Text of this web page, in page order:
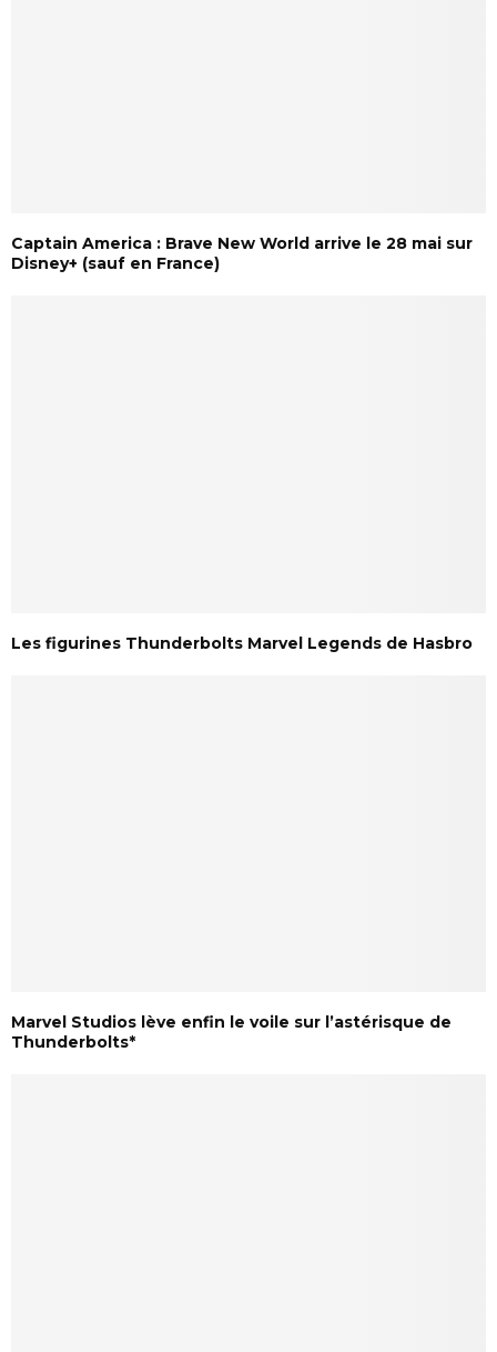
Captain America : Brave New World arrive le 28 mai sur
Disney+ (sauf en France)
Les figurines Thunderbolts Marvel Legends de Hasbro
Marvel Studios lève enfin le voile sur l’astérisque de
Thunderbolts*